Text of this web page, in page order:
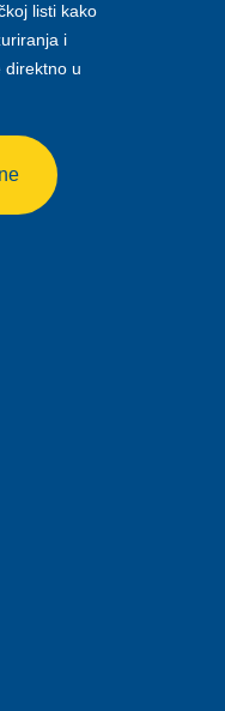
listi kako
i
direktno u